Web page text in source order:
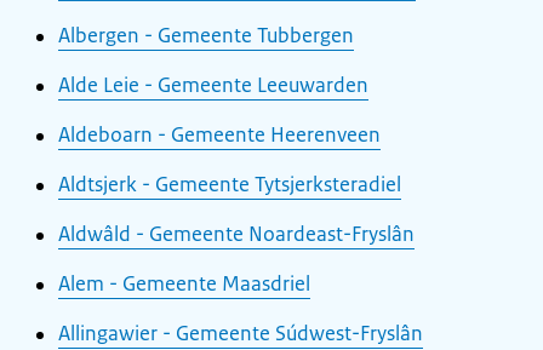
Albergen - Gemeente Tubbergen
Alde Leie - Gemeente Leeuwarden
Aldeboarn - Gemeente Heerenveen
Aldtsjerk - Gemeente Tytsjerksteradiel
Aldwâld - Gemeente Noardeast-Fryslân
Alem - Gemeente Maasdriel
Allingawier - Gemeente Súdwest-Fryslân